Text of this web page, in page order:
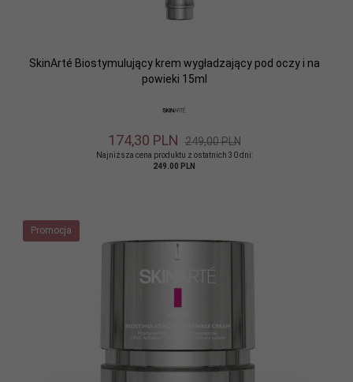
SkinArté Biostymulujący krem wygładzający pod oczy i na
powieki 15ml
174,30 PLN 249,00 PLN
Najniższa cena produktu z ostatnich 30 dni:
249.00 PLN
Promocja